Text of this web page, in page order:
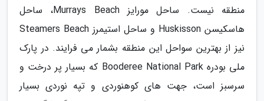
منطقه نیست. ساحل مورایز Murrays Beach، ساحل
هاسکیسن Huskisson و ساحل استیمرز Steamers Beach
نیز از بهترین سواحل این منطقه بشمار می فرایند. در پارک
ملی بودره Booderee National Park که بسیار پر درخت و
سرسبز است، جهت های کوهنوردی و تپه نوردی بسیار